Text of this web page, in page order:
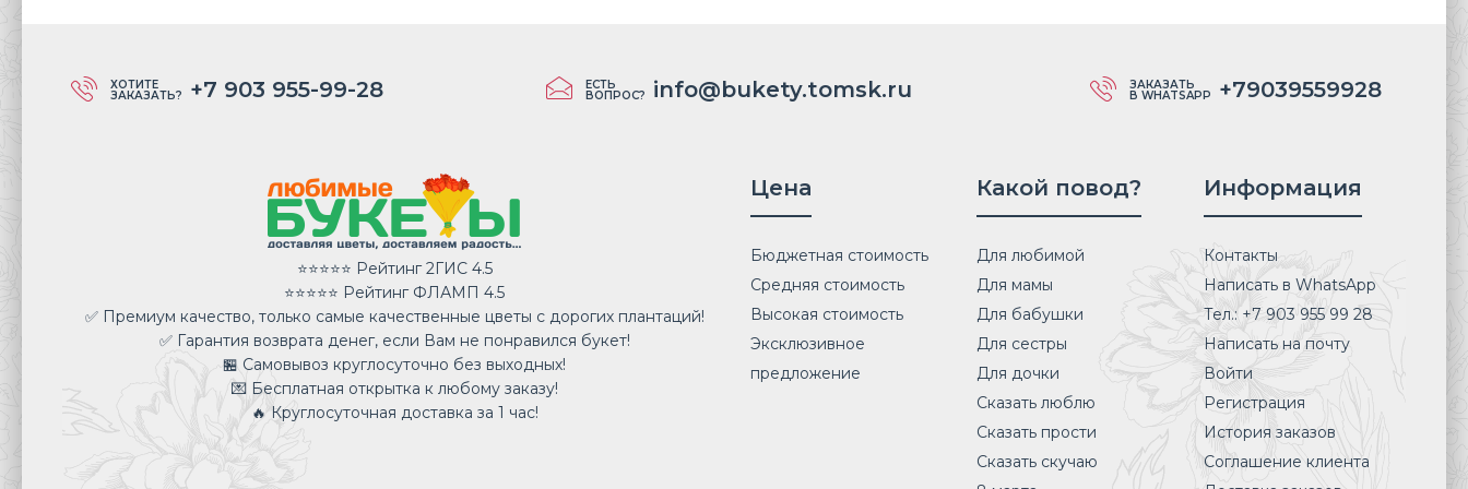
ХОТИТЕ
ЗАКАЗАТЬ? +7 903 955-99-28 ЕСТЬ
ВОПРОС? info@bukety.tomsk.ru ЗАКАЗАТЬ
В WHATSAPP +79039559928
⭐⭐⭐⭐⭐ Рейтинг 2ГИС 4.5
⭐⭐⭐⭐⭐ Рейтинг ФЛАМП 4.5
✅ Премиум качество, только самые качественные цветы с дорогих плантаций!
✅ Гарантия возврата денег, если Вам не понравился букет!
🏪 Самовывоз круглосуточно без выходных!
💌 Бесплатная открытка к любому заказу!
🔥 Круглосуточная доставка за 1 час!
Цена
Бюджетная стоимость
Средняя стоимость
Высокая стоимость
Эксклюзивное
предложение
Какой повод?
Для любимой
Для мамы
Для бабушки
Для сестры
Для дочки
Сказать люблю
Сказать прости
Сказать скучаю
Информация
Контакты
Написать в WhatsApp
Тел.: +7 903 955 99 28
Написать на почту
Войти
Регистрация
История заказов
Соглашение клиента